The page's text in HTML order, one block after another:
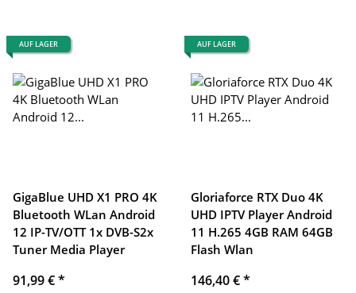
AUF LAGER
GigaBlue UHD X1 PRO 4K
Bluetooth WLan Android
12 IP-TV/OTT 1x DVB-S2x
Tuner Media Player
91,99 €*
AUF LAGER
Gloriaforce RTX Duo 4K
UHD IPTV Player Android
11 H.265 4GB RAM 64GB
Flash Wlan
146,40 €*